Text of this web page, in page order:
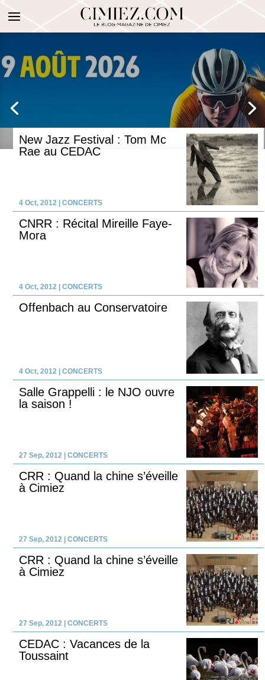
Nice Côte d’Azur à l’honneur
avec le Tour de France Femmes
2026
New Jazz Festival : Tom Mc
Rae au CEDAC
4 Oct, 2012 CONCERTS
CNRR : Récital Mireille Faye-
Mora
4 Oct, 2012 CONCERTS
Offenbach au Conservatoire
4 Oct, 2012 | CONCERTS
Salle Grappelli : le NJO ouvre
la saison !
27 Sep, 2012 | CONCERTS
CRR : Quand la chine s’éveille
à Cimiez
27 Sep, 2012 CONCERTS
CRR : Quand la chine s’éveille
à Cimiez
27 Sep, 2012 CONCERTS
CEDAC : Vacances de la
Toussaint